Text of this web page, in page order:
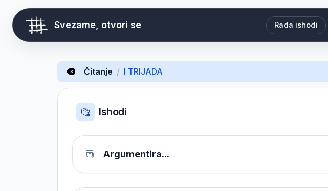
Svezame, otvori se Rada ishodi
Čitanje / I TRIJADA
Ishodi
Argumentira...